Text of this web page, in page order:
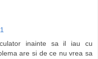
inainte sa il iau cu
are si de ce nu vrea sa